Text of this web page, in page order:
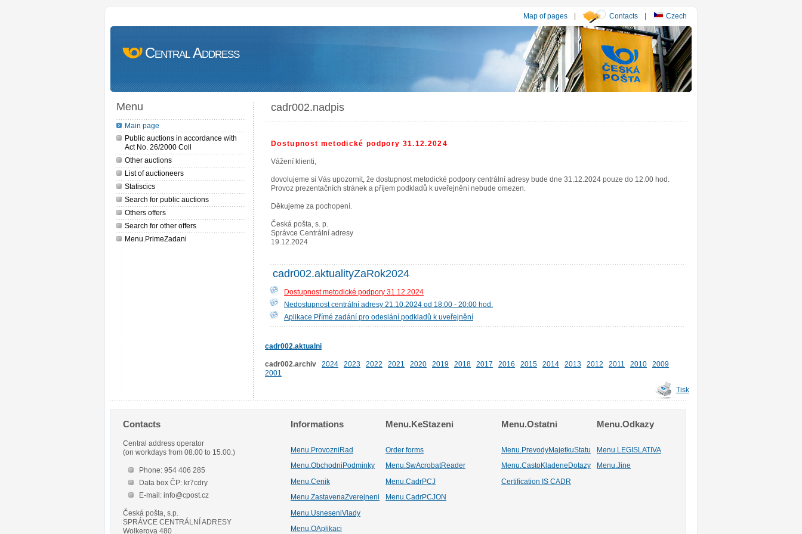
Map of pages | Contacts | Czech
Central Address
Menu
Main page
Public auctions in accordance with
Act No. 26/2000 Coll
Other auctions
List of auctioneers
Statiscics
Search for public auctions
Others offers
Search for other offers
Menu.PrimeZadani
cadr002.nadpis
Dostupnost metodické podpory 31.12.2024
Vážení klienti,
dovolujeme si Vás upozornit, že dostupnost metodické podpory centrální adresy bude dne 31.12.2024 pouze do 12.00 hod.
Provoz prezentačních stránek a příjem podkladů k uveřejnění nebude omezen.
Děkujeme za pochopení.
Česká pošta, s. p.
Správce Centrální adresy
19.12.2024
cadr002.aktualityZaRok2024
Dostupnost metodické podpory 31.12.2024
Nedostupnost centrální adresy 21.10.2024 od 18:00 - 20:00 hod.
Aplikace Přímé zadání pro odeslání podkladů k uveřejnění
cadr002.aktualni
cadr002.archiv 2024 2023 2022 2021 2020 2019 2018 2017 2016 2015 2014 2013 2012 2011 2010
2009
2001
Tisk
Contacts
Central address operator
(on workdays from 08.00 to 15.00.)
Phone: 954 406 285
Data box ČP: kr7cdry
E-mail: info@cpost.cz
Česká pošta, s.p.
SPRÁVCE CENTRÁLNÍ ADRESY
Wolkerova 480
Informations Menu.KeStazeni Menu.Ostatni Menu.Odkazy
Menu.ProvozniRad Order forms Menu.PrevodyMajetkuStatu
Menu.LEGISLATIVA
Menu.ObchodniPodminky
Menu.SwAcrobatReader Menu.CastoKladeneDotazy Menu.Jine
Menu.Cenik Menu.CadrPCJ
Certification IS CADR
Menu.ZastavenaZverejneni
Menu.CadrPCJON
Menu.UsneseniVlady
Menu.OAplikaci